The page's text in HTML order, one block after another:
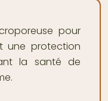
pour
une protection
la santé de